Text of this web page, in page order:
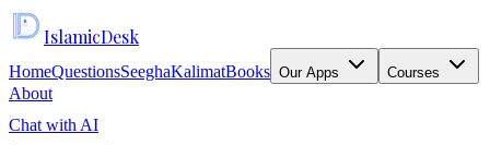
IslamicDesk
HomeQuestionsSeeghaKalimatBooks Our Apps Courses
About
Chat with AI